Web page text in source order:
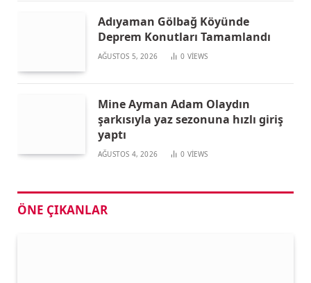
Adıyaman Gölbağ Köyünde
Deprem Konutları Tamamlandı
AĞUSTOS 5, 2026 0 VIEWS
Mine Ayman Adam Olaydın
şarkısıyla yaz sezonuna hızlı giriş
yaptı
AĞUSTOS 4, 2026 0 VIEWS
ÖNE ÇIKANLAR